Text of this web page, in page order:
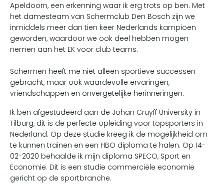
Apeldoorn, een erkenning waar ik erg trots op ben. Met
het damesteam van Schermclub Den Bosch zijn we
inmiddels meer dan tien keer Nederlands kampioen
geworden, waardoor we ook deel hebben mogen
nemen aan het EK voor club teams.
Schermen heeft me niet alleen sportieve successen
gebracht, maar ook waardevolle ervaringen,
vriendschappen en onvergetelijke herinneringen.
Ik ben afgestudeerd aan de Johan Cruyff University in
Tilburg, dit is de perfecte opleiding voor topsporters in
Nederland. Op deze studie kreeg ik de mogelijkheid om
te kunnen trainen en een HBO diploma te halen. Op 14-
02-2020 behaalde ik mijn diploma SPECO, Sport en
Economie. Dit is een studie commerciële economie
gericht op de sportbranche.